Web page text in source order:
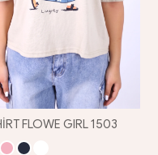
FLOWE GIRL 1503